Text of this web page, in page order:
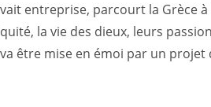
entreprise, parcourt la Grèce
la vie des dieux, leurs
être mise en émoi par un projet